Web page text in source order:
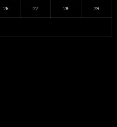
26 27 28 29